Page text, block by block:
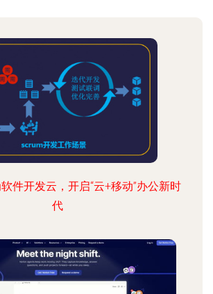
件开发云，开启“云+移动”办公新时
代